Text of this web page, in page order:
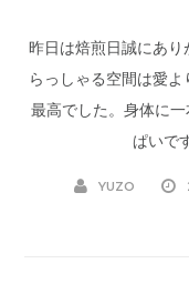
昨日は焙煎日誠にあ
らっしゃる空間は愛
最高でした。身体に
ぱいで
YUZO